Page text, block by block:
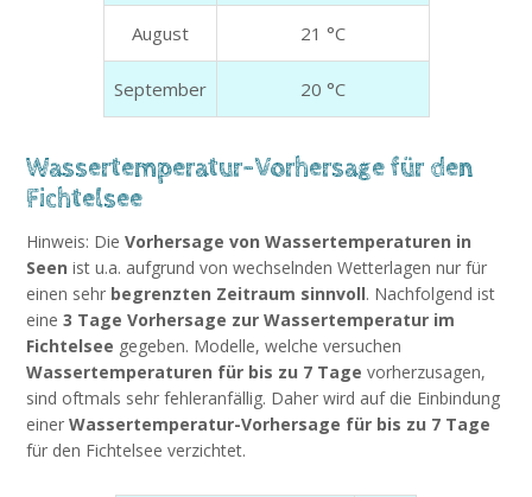
August 21 °C
September 20 °C
Wassertemperatur-Vorhersage für den
Fichtelsee
Hinweis: DieVorhersage von Wassertemperaturen in
Seen ist u.a. aufgrund von wechselnden Wetterlagen nur für
einen sehr begrenzten Zeitraum sinnvoll. Nachfolgend ist
eine3 Tage Vorhersage zur Wassertemperatur im
Fichtelsee gegeben. Modelle, welche versuchen
Wassertemperaturen für bis zu 7 Tage vorherzusagen,
sind oftmals sehr fehleranfällig. Daher wird auf die Einbindung
einerWassertemperatur-Vorhersage für bis zu 7 Tage
für den Fichtelsee verzichtet.